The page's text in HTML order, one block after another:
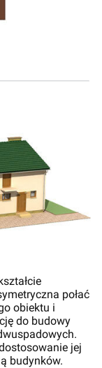
połać
obiektu i
do budowy
jej
budynków.